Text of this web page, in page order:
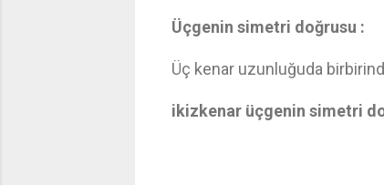
Üçgenin simetri doğrusu :
Üç kenar uzunluğuda
ikizkenar üçgenin simetri